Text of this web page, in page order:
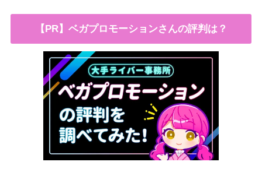
【PR】ベガプロモーションさんの評判は？